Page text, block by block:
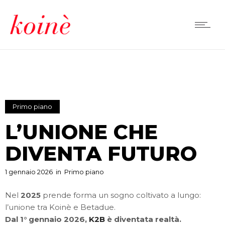
Primo piano
L’UNIONE CHE
DIVENTA FUTURO
1 gennaio 2026 in Primo piano
Nel 2025 prende forma un sogno coltivato a lungo:
l’unione tra Koinè e Betadue.
Dal 1° gennaio 2026, K2B è diventata realtà.